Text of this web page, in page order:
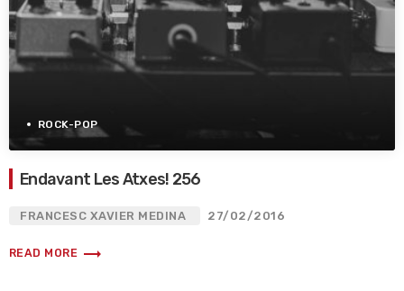
ROCK-POP
Endavant Les Atxes! 256
FRANCESC XAVIER MEDINA 27/02/2016
READ MORE trending_flat